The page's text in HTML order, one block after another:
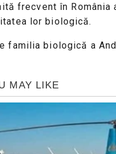
frecvent în
lor biologică.
familia biologică a